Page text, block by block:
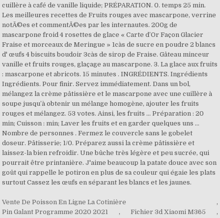
Vente De Poisson En Ligne La Cotinière
,
Pin Galant Programme 2020 2021
, Fichier 3d Xiaomi M365 ,